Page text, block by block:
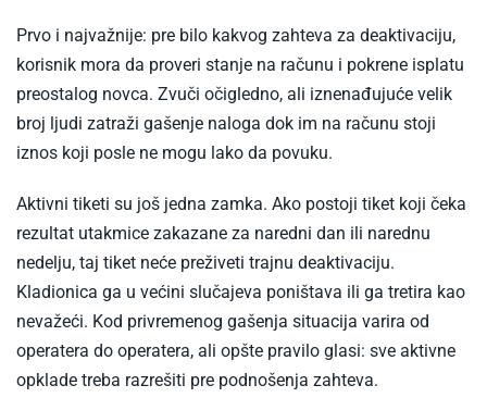
Prvo i najvažnije: pre bilo kakvog zahteva za deaktivaciju,
korisnik mora da proveri stanje na računu i pokrene isplatu
preostalog novca. Zvuči očigledno, ali iznenađujuće velik
broj ljudi zatraži gašenje naloga dok im na računu stoji
iznos koji posle ne mogu lako da povuku.
Aktivni tiketi su još jedna zamka. Ako postoji tiket koji čeka
rezultat utakmice zakazane za naredni dan ili narednu
nedelju, taj tiket neće preživeti trajnu deaktivaciju.
Kladionica ga u većini slučajeva poništava ili ga tretira kao
nevažeći. Kod privremenog gašenja situacija varira od
operatera do operatera, ali opšte pravilo glasi: sve aktivne
opklade treba razrešiti pre podnošenja zahteva.